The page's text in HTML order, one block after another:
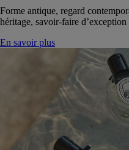
Forme antique, regard
héritage, savoir-faire
En savoir plus